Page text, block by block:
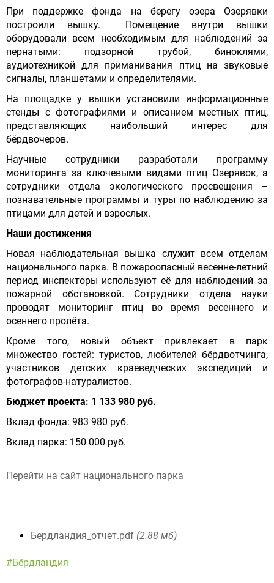
При поддержке фонда на берегу озера Озерявки
построили вышку. Помещение внутри вышки
оборудовали всем необходимым для наблюдений за
пернатыми: подзорной трубой, биноклями,
аудиотехникой для приманивания птиц на звуковые
сигналы, планшетами и определителями.
На площадке у вышки установили информационные
стенды с фотографиями и описанием местных птиц,
представляющих наибольший интерес для
бёрдвочеров.
Научные сотрудники разработали программу
мониторинга за ключевыми видами птиц Озерявок, а
сотрудники отдела экологического просвещения –
познавательные программы и туры по наблюдению за
птицами для детей и взрослых.
Наши достижения
Новая наблюдательная вышка служит всем отделам
национального парка. В пожароопасный весенне-летний
период инспекторы используют её для наблюдений за
пожарной обстановкой. Сотрудники отдела науки
проводят мониторинг птиц во время весеннего и
осеннего пролёта.
Кроме того, новый объект привлекает в парк
множество гостей: туристов, любителей бёрдвотчинга,
участников детских краеведческих экспедиций и
фотографов-натуралистов.
Бюджет проекта: 1 133 980 руб.
Вклад фонда: 983 980 руб.
Вклад парка: 150 000 руб.
Перейти на сайт национального парка
Бердландия_отчет.pdf (2.88 мб)
#Бёрдландия